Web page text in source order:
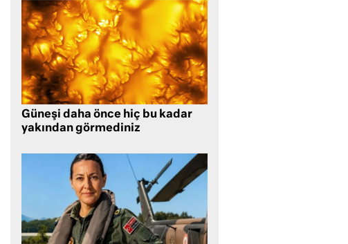
Güneşi daha önce hiç bu kadar
yakından görmediniz